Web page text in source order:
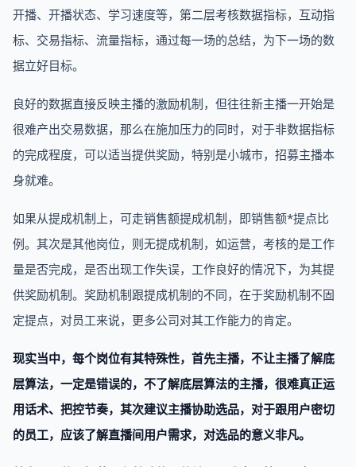
开播、开播状态、学习速度等，第二层考核数据指标，互动指
标、交易指标、流量指标，通过每一场的总结，为下一场的数
据立好目标。
良好的数据直接反映主播的激励机制，但往往新主播一开始是
很难产出交易数据，那么在施加压力的同时，对于非数据指标
的完成程度，可以适当提供奖励，特别是小城市，招募主播本
身就难。
如果从提成机制上，可走销售额提成机制，即销售额*提点比
例。其次是其他岗位，则无提成机制，如运营，考核的是工作
量是否完成，是否出现工作失误，工作良好的情况下，为其提
供奖励机制。奖励机制跟提成机制的不同，在于奖励机制不固
定提点，对员工来说，更多公司对其工作能力的肯定。
现实当中，每个岗位有其特殊性，首先主播，不让主播了解底
层算法，一定是错误的，不了解底层算法的主播，很难真正运
用话术、把控节奏，其次建议主播协助选品，对于跟用户密切
的员工，应该了解直播间用户需求，对选品的意义非凡。